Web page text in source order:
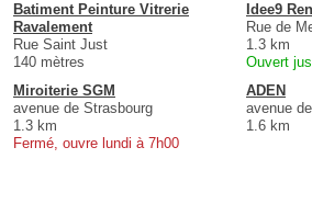
Batiment Peinture Vitrerie
Ravalement
Rue Saint Just
140 mètres
Idee9
Rue de
1.3 km
Ouvert
Miroiterie SGM
avenue de Strasbourg
1.3 km
Fermé, ouvre lundi à 7h00
ADEN
avenue
1.6 km